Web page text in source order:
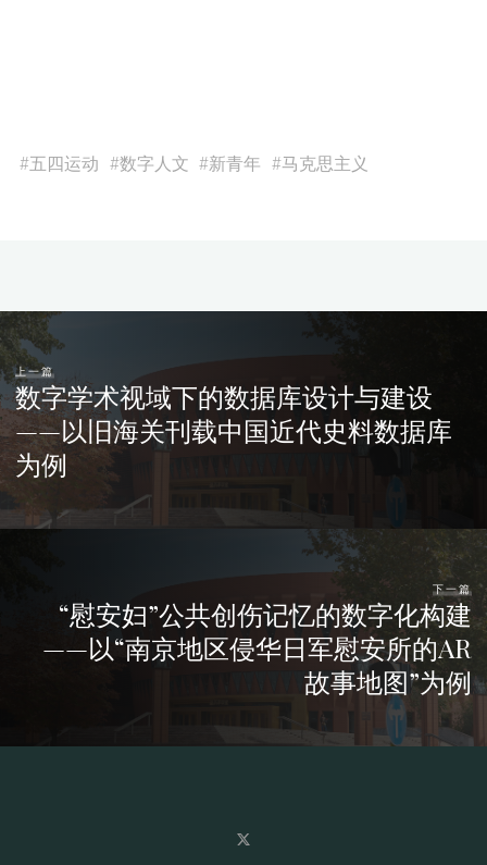
#五四运动 #数字人文 #新青年 #马克思主义
上一篇
数字学术视域下的数据库设计与建设
——以旧海关刊载中国近代史料数据库
为例
下一篇
“慰安妇”公共创伤记忆的数字化构建
——以“南京地区侵华日军慰安所的AR
故事地图”为例